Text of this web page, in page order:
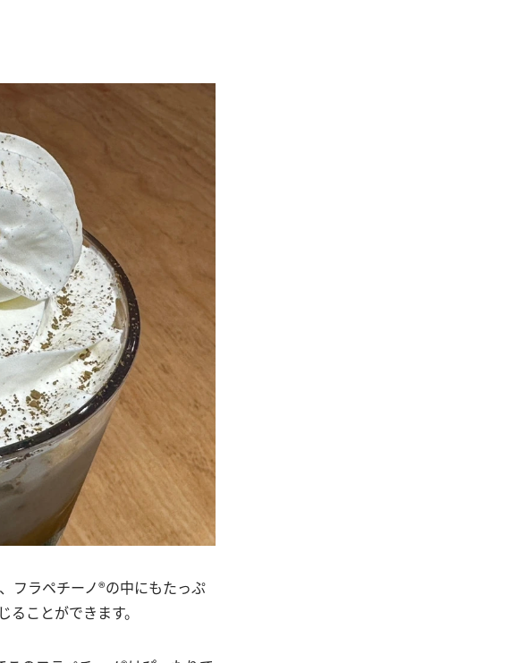
フラペチーノ®の中にもたっぷ
ことができます。